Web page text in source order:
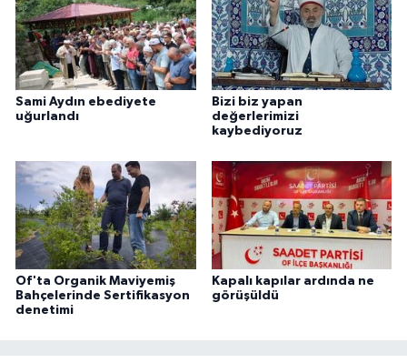
Sami Aydın ebediyete
uğurlandı
Bizi biz yapan
değerlerimizi
kaybediyoruz
Of'ta Organik Maviyemiş
Bahçelerinde Sertifikasyon
denetimi
Kapalı kapılar ardında ne
görüşüldü